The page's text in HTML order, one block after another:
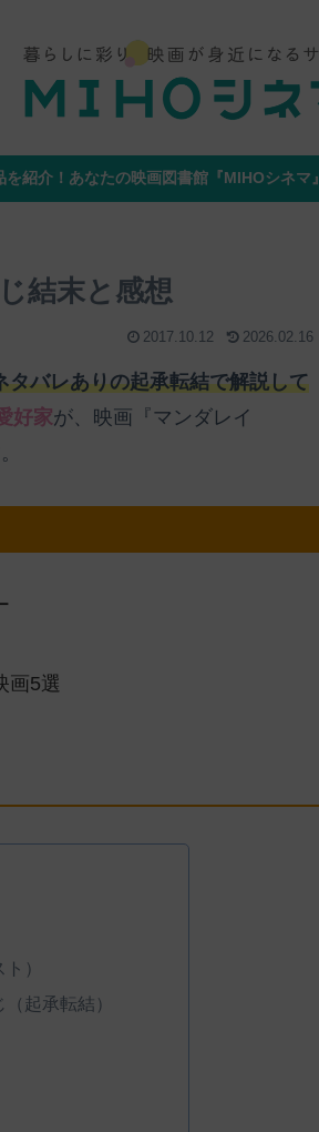
を紹介！あなたの映画図書館『MIHOシネマ』
結末と感想
2017.10.12 2026.02.16
バレありの起承転結で解説して
好家が、映画『マンダレイ
画5選
）
起承転結）